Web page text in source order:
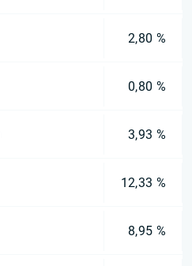
2,80 %
0,80 %
3,93 %
12,33 %
8,95 %